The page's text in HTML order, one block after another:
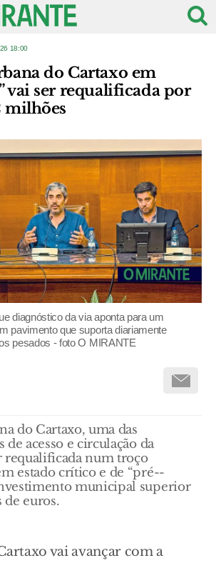
18:00
do Cartaxo em
vai ser requalificada por
milhões
diagnóstico da via aponta para um
pavimento que suporta diariamente
pesados - foto O MIRANTE
do Cartaxo, uma das
acesso e circulação da
requalificada num troço
estado crítico e de “pré--
municipal superior
de euros.
vai avançar com a